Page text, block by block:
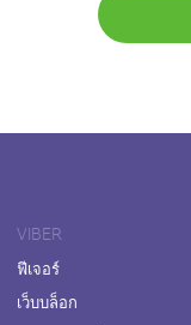
VIBER
ฟีเจอร์
เว็บบล็อก